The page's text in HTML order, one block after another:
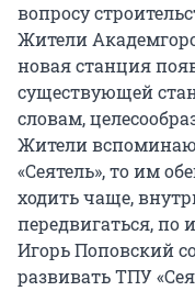
вопросу
Жители
новая станция
существующей
словам,
Жители
«Сеятель», то им
ходить чаще,
передвигаться, по
Игорь Поповский
развивать ТПУ